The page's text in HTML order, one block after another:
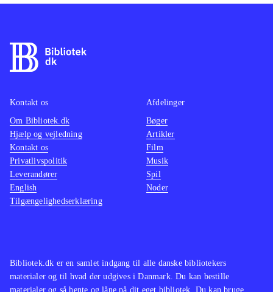
Bibliotek.dk er en samlet indgang til alle danske bibliotekers
materialer og til hvad der udgives i Danmark. Du kan bestille
materialer og så hente og låne på dit eget bibliotek. Du kan bruge
Kontakt os
Om Bibliotek.dk
Hjælp og vejledning
Kontakt os
Privatlivspolitik
Leverandører
English
Tilgængelighedserklæring
Afdelinger
Bøger
Artikler
Film
Musik
Spil
Noder